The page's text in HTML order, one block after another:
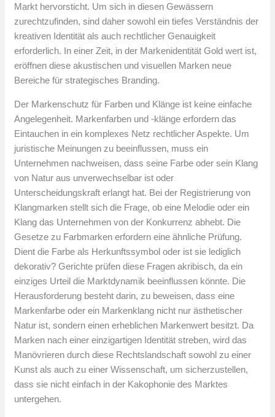
Markt hervorsticht. Um sich in diesen Gewässern
zurechtzufinden, sind daher sowohl ein tiefes Verständnis der
kreativen Identität als auch rechtlicher Genauigkeit
erforderlich. In einer Zeit, in der Markenidentität Gold wert ist,
eröffnen diese akustischen und visuellen Marken neue
Bereiche für strategisches Branding.
Der Markenschutz für Farben und Klänge ist keine einfache
Angelegenheit. Markenfarben und -klänge erfordern das
Eintauchen in ein komplexes Netz rechtlicher Aspekte. Um
juristische Meinungen zu beeinflussen, muss ein
Unternehmen nachweisen, dass seine Farbe oder sein Klang
von Natur aus unverwechselbar ist oder
Unterscheidungskraft erlangt hat. Bei der Registrierung von
Klangmarken stellt sich die Frage, ob eine Melodie oder ein
Klang das Unternehmen von der Konkurrenz abhebt. Die
Gesetze zu Farbmarken erfordern eine ähnliche Prüfung.
Dient die Farbe als Herkunftssymbol oder ist sie lediglich
dekorativ? Gerichte prüfen diese Fragen akribisch, da ein
einziges Urteil die Marktdynamik beeinflussen könnte. Die
Herausforderung besteht darin, zu beweisen, dass eine
Markenfarbe oder ein Markenklang nicht nur ästhetischer
Natur ist, sondern einen erheblichen Markenwert besitzt. Da
Marken nach einer einzigartigen Identität streben, wird das
Manövrieren durch diese Rechtslandschaft sowohl zu einer
Kunst als auch zu einer Wissenschaft, um sicherzustellen,
dass sie nicht einfach in der Kakophonie des Marktes
untergehen.